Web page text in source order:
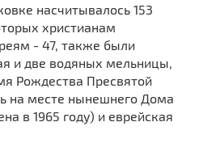
насчитывалось 153
христианам
- 47, также были
и две водяных мельницы,
Рождества Пресвятой
на месте нынешнего Дома
в 1965 году) и еврейская